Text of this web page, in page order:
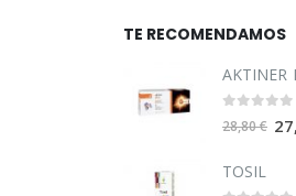
TE RECOMENDAMOS
AKTINER
28,80€
TOSIL